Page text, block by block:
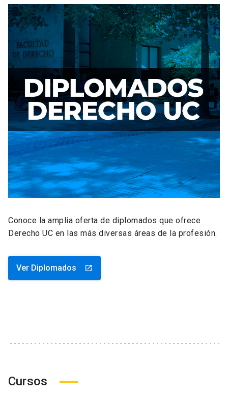
Conoce la amplia oferta de diplomados que ofrece
Derecho UC en las más diversas áreas de la profesión.
Ver Diplomados launch
Cursos